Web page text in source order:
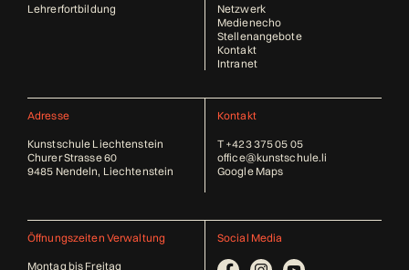
Lehrerfortbildung
Netzwerk
Medienecho
Stellenangebote
Kontakt
Intranet
Adresse
Kunstschule Liechtenstein
Churer Strasse 60
9485 Nendeln, Liechtenstein
Kontakt
T +423 375 05 05
office@kunstschule.li
Google Maps
Öffnungszeiten Verwaltung
Montag bis Freitag
Social Media